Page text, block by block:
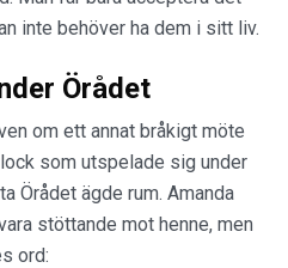
inte behöver ha dem i sitt liv.
Örådet
om ett annat bråkigt möte
som utspelade sig under
Örådet ägde rum. Amanda
stöttande mot henne, men
ord: